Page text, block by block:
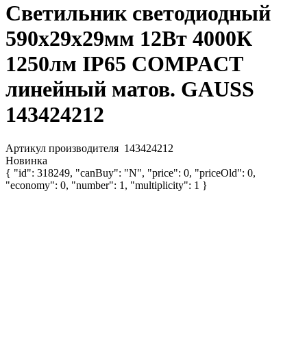
Светильник светодиодный
590х29х29мм 12Вт 4000К
1250лм IP65 COMPACT
линейный матов. GAUSS
143424212
Артикул производителя 143424212
Новинка
{ "id": 318249, "canBuy": "N", "price": 0, "priceOld": 0,
"economy": 0, "number": 1, "multiplicity": 1 }